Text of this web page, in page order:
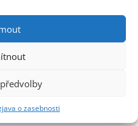
o zasebnosti